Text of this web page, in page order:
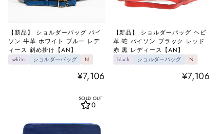
【新品】 ショルダーバッグ パイ
ソン 牛革 ホワイト ブルー レデ
ィース 斜め掛け【AN】
white ショルダーバッグ N
¥7,106
【新品】 ショルダーバッグ ヘビ
革 蛇 パイソン ブラック レッド
赤 黒 レディース【AN】
black ショルダーバッグ N
¥7,106
SOLD OUT
0